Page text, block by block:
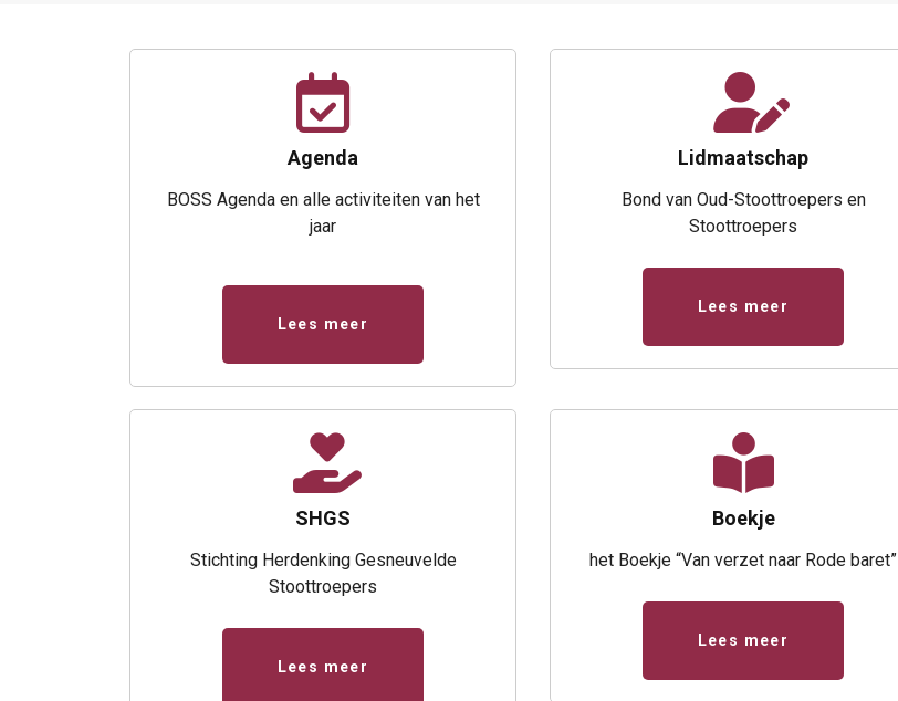
Agenda
BOSS Agenda en alle activiteiten van het
jaar
Lees meer
Lidmaatschap
Bond van Oud-Stoottroepers en
Stoottroepers
Lees meer
SHGS
Stichting Herdenking Gesneuvelde
Stoottroepers
Lees meer
Boekje
het Boekje “Van verzet naar Rode baret”
Lees meer